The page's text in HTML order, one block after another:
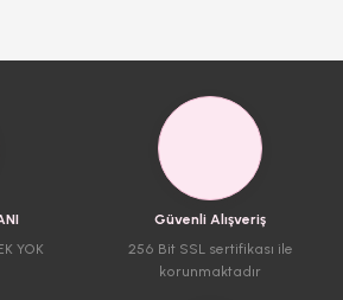
YOK
Güvenli Alışveriş
256 Bit SSL sertifikası ile
korunmaktadır